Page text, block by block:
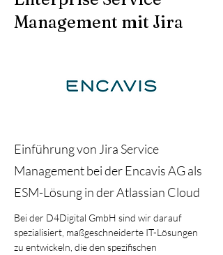
Management mit Jira
Einführung von Jira Service
Management bei der Encavis AG als
ESM-Lösung in der Atlassian Cloud
Bei der D4Digital GmbH sind wir darauf
spezialisiert, maßgeschneiderte IT-Lösungen
zu entwickeln, die den spezifischen